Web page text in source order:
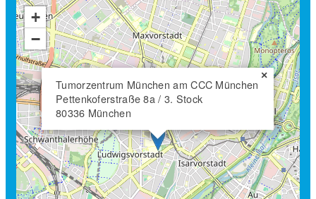
Tumorzentrum München am CCC München
Pettenkoferstraße 8a / 3. Stock
80336 München
×
+
−